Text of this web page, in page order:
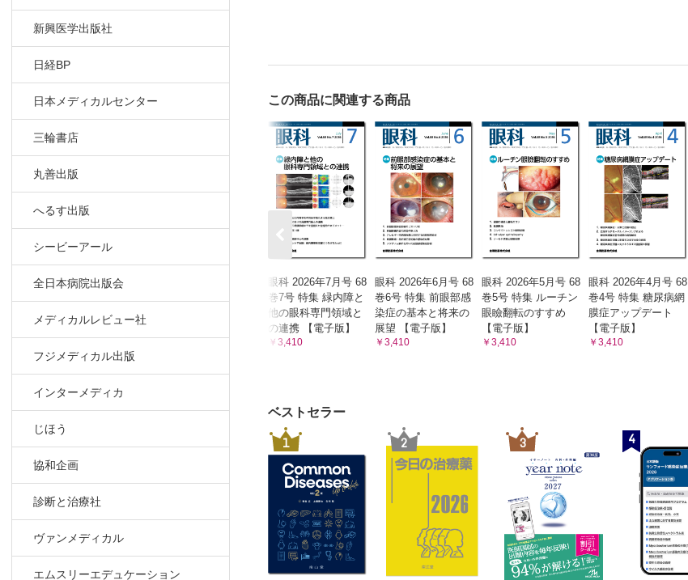
新興医学出版社
日経BP
日本メディカルセンター
三輪書店
丸善出版
へるす出版
シービーアール
全日本病院出版会
メディカルレビュー社
フジメディカル出版
インターメディカ
じほう
協和企画
診断と治療社
ヴァンメディカル
エムスリーエデュケーション
この商品に関連する商品
眼科 2026年7月号 68
巻7号 特集 緑内障と
他の眼科専門領域と
の連携 【電子版】
￥3,410
眼科 2026年6月号 68
巻6号 特集 前眼部感
染症の基本と将来の
展望 【電子版】
￥3,410
眼科 2026年5月号 68
巻5号 特集 ルーチン
眼瞼翻転のすすめ
【電子版】
￥3,410
眼科 2026年4月号 68
巻4号 特集 糖尿病網
膜症アップデート
【電子版】
￥3,410
ベストセラー
1 2 3 4